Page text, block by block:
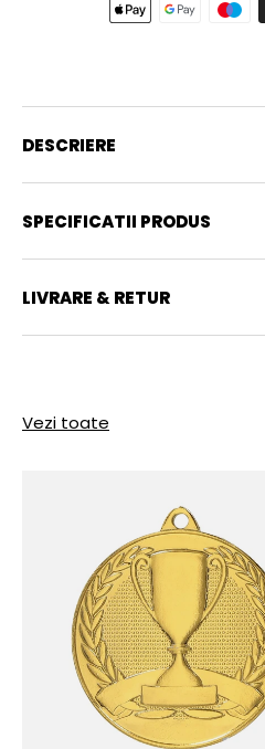
DESCRIERE
SPECIFICATII PRODUS
LIVRARE & RETUR
Vezi toate